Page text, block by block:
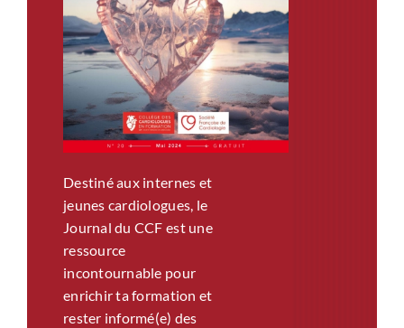
Destiné aux internes et
jeunes cardiologues, le
Journal du CCF est une
ressource
incontournable pour
enrichir ta formation et
rester informé(e) des